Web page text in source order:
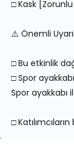
□ Kask
⚠️ Önemli
□ Bu etkinlik
□ Spor
Spor ayakkabı
□